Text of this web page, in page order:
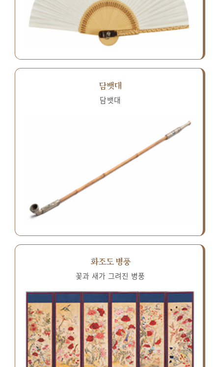
담뱃대
담뱃대
화조도 병풍
꽃과 새가 그려진 병풍